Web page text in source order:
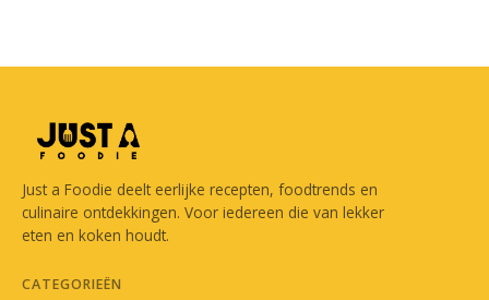
Just a Foodie deelt eerlijke recepten, foodtrends en
culinaire ontdekkingen. Voor iedereen die van lekker
eten en koken houdt.
CATEGORIEËN